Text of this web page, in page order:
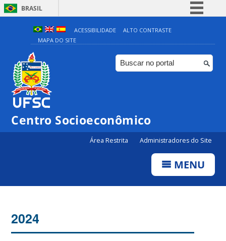
BRASIL
Simplifique!
Comunica BR
Participe
ACESSIBILIDADE
ALTO CONTRASTE
MAPA DO SITE
Centro Socioeconômico
Área Restrita Administradores do Site
MENU
2024